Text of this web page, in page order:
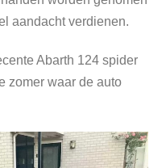
aandacht verdienen.
Abarth 124 spider
zomer waar de auto